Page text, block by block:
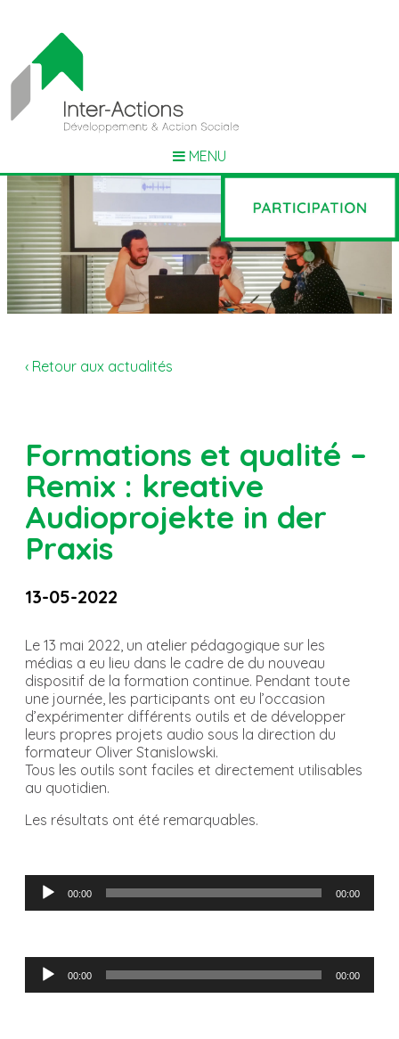
MENU
‹ Retour aux actualités
Formations et qualité –
Remix : kreative
Audioprojekte in der
Praxis
13-05-2022
Le 13 mai 2022, un atelier pédagogique sur les
médias a eu lieu dans le cadre de du nouveau
dispositif de la formation continue. Pendant toute
une journée, les participants ont eu l’occasion
d’expérimenter différents outils et de développer
leurs propres projets audio sous la direction du
formateur Oliver Stanislowski.
Tous les outils sont faciles et directement utilisables
au quotidien.
Les résultats ont été remarquables.
Lecteur
audio
00:00 00:00
Lecteur
audio
00:00 00:00